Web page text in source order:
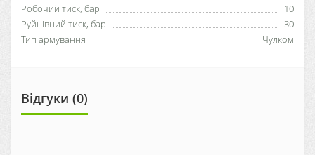
Робочий тиск, бар
10
Руйнівний тиск, бар
30
Тип армування
Чулком
Відгуки (0)